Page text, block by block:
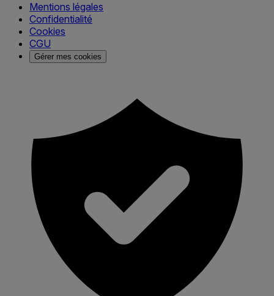
Mentions légales
Confidentialité
Cookies
CGU
Gérer mes cookies